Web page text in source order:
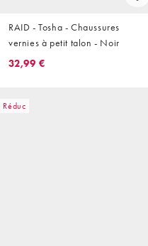
RAID - Tosha - Chaussures
vernies à petit talon - Noir
32,99 €
Réduc